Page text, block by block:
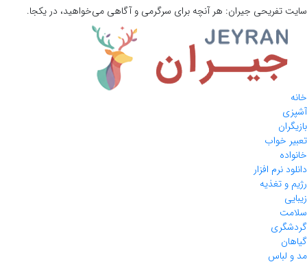
سایت تفریحی جیران: هر آنچه برای سرگرمی و آگاهی می‌خواهید، در یکجا.
خانه
آشپزی
بازیگران
تعبیر خواب
خانواده
دانلود نرم افزار
رژیم و تغذیه
زیبایی
سلامت
گردشگری
گیاهان
مد و لباس